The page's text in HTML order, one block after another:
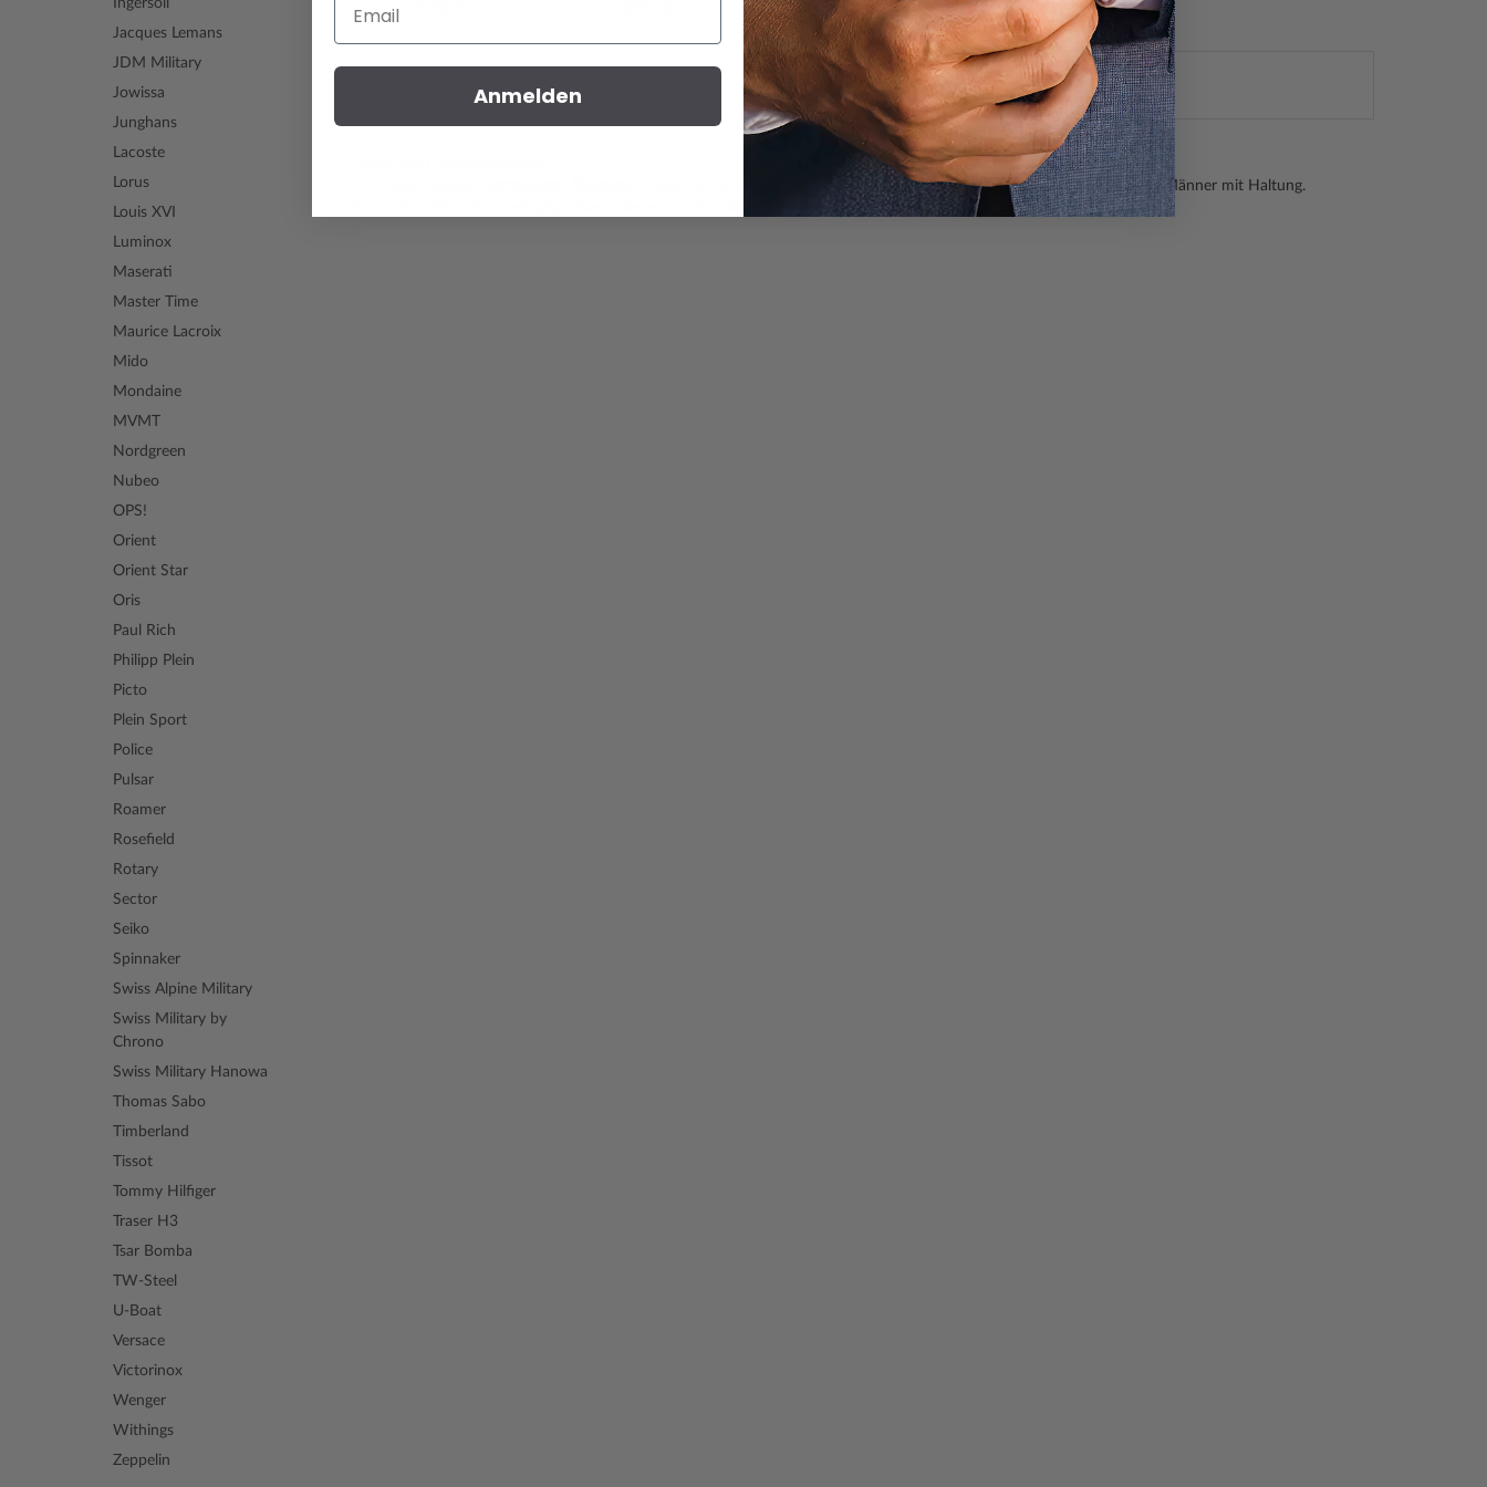
279,00 € 239,20 €
Anzeigen 100
finden Sie Zeitmesser, die Anspruch und Funktion verbinden - entwickelt für Männer mit Haltung.
Entdecken Sie sofort verfügbare Bestseller, neue Modelle und starke Marken.
Ingersoll
Jacques Lemans
JDM Military
Jowissa
Junghans
Lacoste
Lorus
Louis XVI
Luminox
Maserati
Master Time
Maurice Lacroix
Mido
Mondaine
MVMT
Nordgreen
Nubeo
OPS!
Orient
Orient Star
Oris
Paul Rich
Philipp Plein
Picto
Plein Sport
Police
Pulsar
Roamer
Rosefield
Rotary
Sector
Seiko
Spinnaker
Swiss Alpine Military
Swiss Military by
Chrono
Swiss Military Hanowa
Thomas Sabo
Timberland
Tissot
Tommy Hilfiger
Traser H3
Tsar Bomba
TW-Steel
U-Boat
Versace
Victorinox
Wenger
Withings
Zeppelin
Anmelden